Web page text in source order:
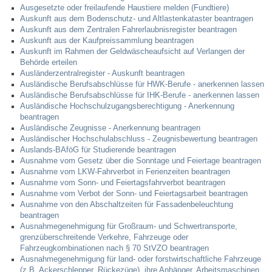
Veranstaltungen & Feste
Veranstaltungskalender
Hasenropferfest
Bücherei
Veranstaltungen
Jugend in Löchgau
Skating-/Streetballanlage
Jugendhaus
Vereine
Ausgesetzte oder freilaufende Haustiere melden (Fundtiere)
Auskunft aus dem Bodenschutz- und Altlastenkataster beantragen
Auskunft aus dem Zentralen Fahrerlaubnisregister beantragen
Auskunft aus der Kaufpreissammlung beantragen
Auskunft im Rahmen der Geldwäscheaufsicht auf Verlangen der
Behörde erteilen
Ausländerzentralregister - Auskunft beantragen
Ausländische Berufsabschlüsse für HWK-Berufe - anerkennen lassen
Ausländische Berufsabschlüsse für IHK-Berufe - anerkennen lassen
Ausländische Hochschulzugangsberechtigung - Anerkennung
beantragen
Ausländische Zeugnisse - Anerkennung beantragen
Ausländischer Hochschulabschluss - Zeugnisbewertung beantragen
Auslands-BAföG für Studierende beantragen
Ausnahme vom Gesetz über die Sonntage und Feiertage beantragen
Ausnahme vom LKW-Fahrverbot in Ferienzeiten beantragen
Ausnahme vom Sonn- und Feiertagsfahrverbot beantragen
Ausnahme vom Verbot der Sonn- und Feiertagsarbeit beantragen
Ausnahme von den Abschaltzeiten für Fassadenbeleuchtung
beantragen
Ausnahmegenehmigung für Großraum- und Schwertransporte,
grenzüberschreitende Verkehre, Fahrzeuge oder
Fahrzeugkombinationen nach § 70 StVZO beantragen
Ausnahmegenehmigung für land- oder forstwirtschaftliche Fahrzeuge
(z.B. Ackerschlepper, Rückezüge), ihre Anhänger, Arbeitsmaschinen